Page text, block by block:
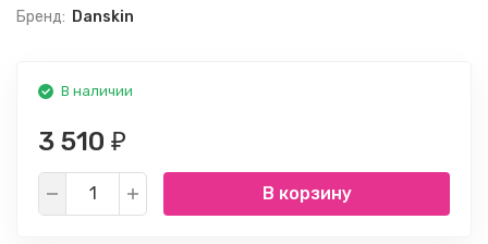
Бренд: Danskin
В наличии
3 510 ₽
В корзину